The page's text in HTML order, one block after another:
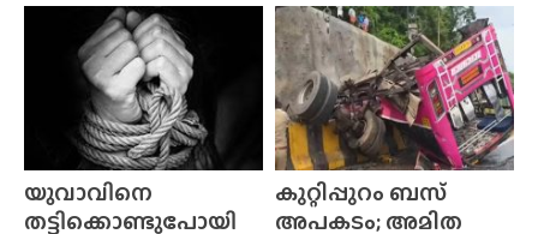
യുവാവിനെ
തട്ടിക്കൊണ്ടുപോയി
കുറ്റിപ്പുറം ബസ്
അപകടം; അമിത